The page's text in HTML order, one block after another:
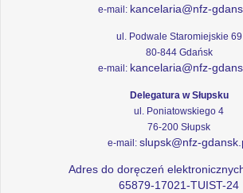
e-mail: kancelaria@nfz-
ul. Podwale Staromiejskie 69
80-844 Gdańsk
e-mail: kancelaria@nfz-
Delegatura w Słupsku
ul. Poniatowskiego 4
76-200 Słupsk
e-mail: slupsk@nfz-
Adres do doręczeń
65879-17021-TUIST-24